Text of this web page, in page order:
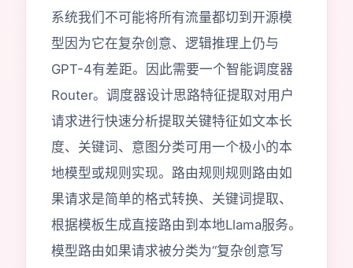
系统我们不可能将所有流量都切到开源模
型因为它在复杂创意、逻辑推理上仍与
GPT-4有差距。因此需要一个智能调度器
Router。调度器设计思路特征提取对用户
请求进行快速分析提取关键特征如文本长
度、关键词、意图分类可用一个极小的本
地模型或规则实现。路由规则规则路由如
果请求是简单的格式转换、关键词提取、
根据模板生成直接路由到本地Llama服务。
模型路由如果请求被分类为“复杂创意写